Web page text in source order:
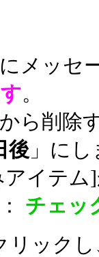
にメッ
。
から削除
後 」に
アイテ
チェッ
リック